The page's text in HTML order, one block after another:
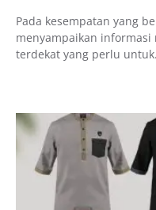
Pada kesempatan yang
menyampaikan informasi
terdekat yang perlu